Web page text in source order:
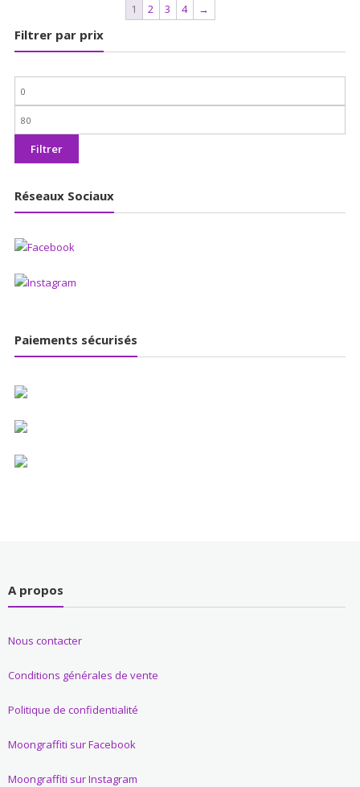
1 2 3 4 →
Filtrer par prix
Prix
min
Prix
max
Filtrer
Réseaux Sociaux
Paiements sécurisés
A propos
Nous contacter
Conditions générales de vente
Politique de confidentialité
Moongraffiti sur Facebook
Moongraffiti sur Instagram